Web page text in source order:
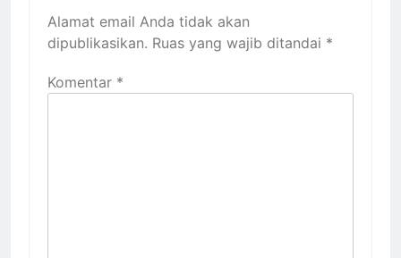
Alamat email Anda tidak akan
dipublikasikan. Ruas yang wajib ditandai *
Komentar *